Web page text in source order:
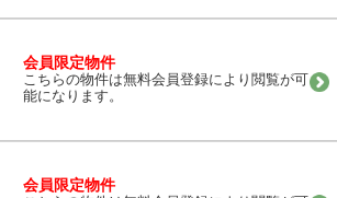
会員限定物件
こちらの物件は無料会員登録により閲覧が可
能になります。
会員限定物件